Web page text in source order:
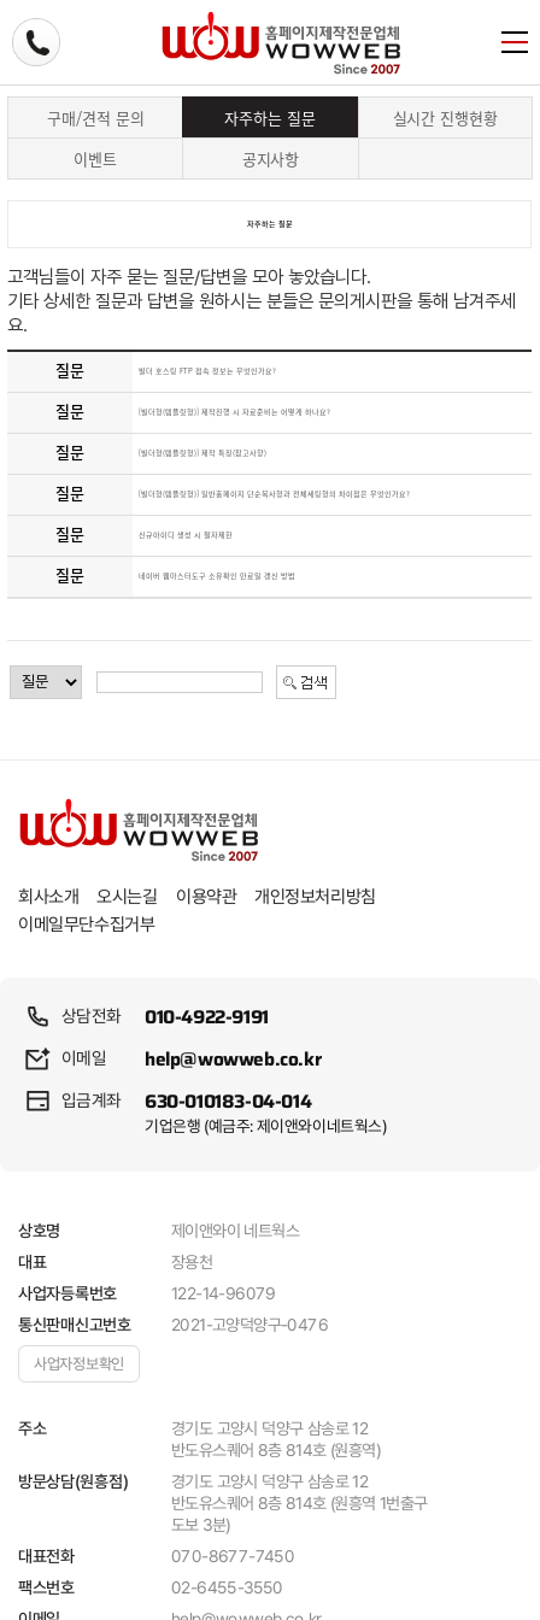
구매/견적 문의 자주하는 질문
실시간 진행현황
이벤트
공지사항
자주하는 질문
고객님들이 자주 묻는 질문/답변을 모아 놓았습니다.
기타 상세한 질문과 답변을 원하시는 분들은 문의게시판을 통해 남겨주세
요.
질문
빌더 호스팅 FTP 접속 정보는 무엇인가요?
질문 [빌더형(템플릿형)] 제작진행 시 자료준비는 어떻게 하나요?
질문 [빌더형(템플릿형)] 제작 특징(참고사항)
질문 [빌더형(템플릿형)] 일반홈페이지 단순복사형과 전체세팅형의 차이점은 무엇인가요?
질문 신규아이디 생성 시 철자제한
질문 네이버 웹마스터도구 소유확인 만료일 갱신 방법
회사소개 오시는길 이용약관 개인정보처리방침
이메일무단수집거부
상담전화 010-4922-9191
이메일 help@wowweb.co.kr
입금계좌 630-010183-04-014
기업은행 (예금주: 제이앤와이네트웍스)
상호명 제이앤와이 네트웍스
대표 장용천
사업자등록번호 122-14-96079
통신판매신고번호 2021-고양덕양구-0476
사업자정보확인
주소 경기도 고양시 덕양구 삼송로 12
반도유스퀘어 8층 814호 (원흥역)
방문상담(원흥점) 경기도 고양시 덕양구 삼송로 12
반도유스퀘어 8층 814호 (원흥역 1번출구
도보 3분)
대표전화 070-8677-7450
팩스번호 02-6455-3550